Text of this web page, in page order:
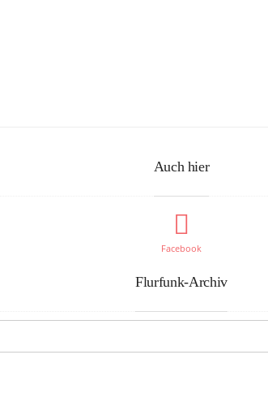
Auch hier
Facebook
Flurfunk-Archiv